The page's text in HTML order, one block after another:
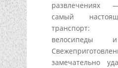
развлечениях
самый
транспорт:
велосипеды
замечательно